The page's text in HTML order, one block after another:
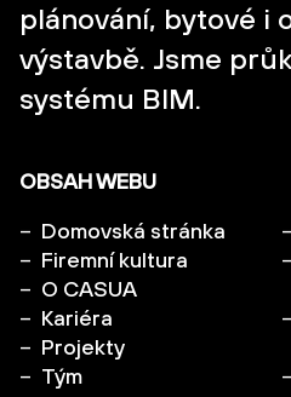
plánování, bytové i
výstavbě. Jsme
systému BIM.
OBSAH WEBU
Domovská stránka
Firemní kultura
O CASUA
Kariéra
Projekty
Tým